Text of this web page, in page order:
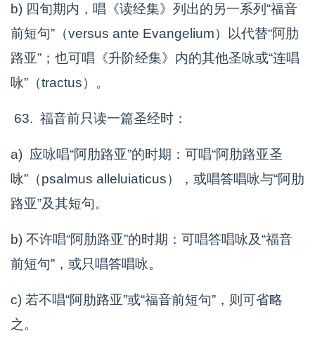
b) 四旬期内，唱《读经集》列出的另一系列“福音
前短句”（versus ante Evangelium）以代替“阿肋
路亚”；也可唱《升阶经集》内的其他圣咏或“连唱
咏”（tractus）。
63. 福音前只读一篇圣经时：
a) 应咏唱“阿肋路亚”的时期：可唱“阿肋路亚圣
咏”（psalmus alleluiaticus），或唱答唱咏与“阿肋
路亚”及其短句。
b) 不许唱“阿肋路亚”的时期：可唱答唱咏及“福音
前短句”，或只唱答唱咏。
c) 若不唱“阿肋路亚”或“福音前短句”，则可省略
之。